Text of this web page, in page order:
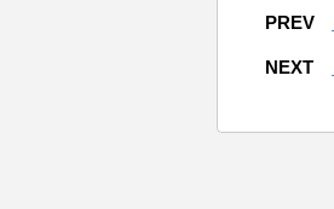
PREV
NEXT